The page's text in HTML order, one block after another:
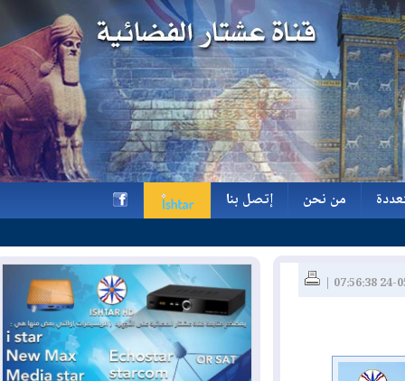
من نحن
إتصل بنا
h